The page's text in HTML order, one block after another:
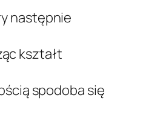
następnie
kształt
spodoba się